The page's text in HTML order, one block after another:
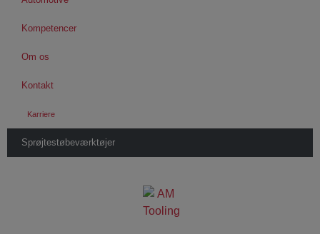
Kompetencer
Om os
Kontakt
Karriere
Sprøjtestøbeværktøjer